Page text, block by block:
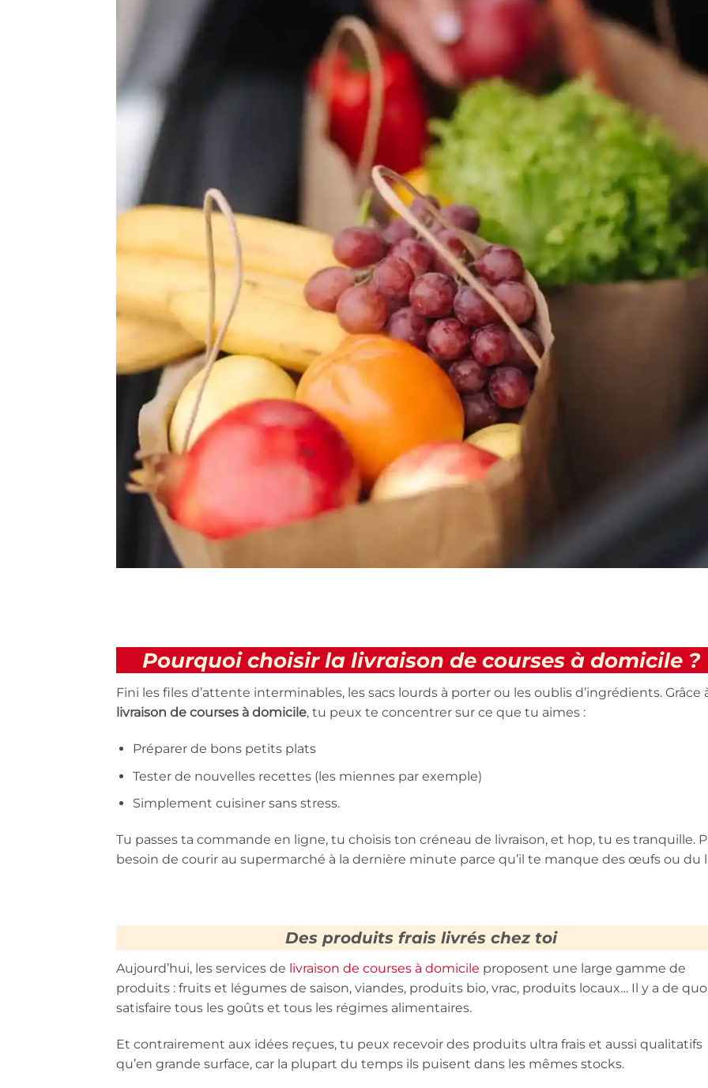
Pourquoi choisir la livraison de courses à domicile ?
Fini les files d’attente interminables, les sacs lourds à porter ou les oublis d’ingrédients. Grâce
livraison de courses à domicile, tu peux te concentrer sur ce que tu aimes :
Préparer de bons petits plats
Tester de nouvelles recettes (les miennes par exemple)
Simplement cuisiner sans stress.
Tu passes ta commande en ligne, tu choisis ton créneau de livraison, et hop, tu es tranquille.
besoin de courir au supermarché à la dernière minute parce qu’il te manque des œufs ou du
Des produits frais livrés chez toi
Aujourd’hui, les services de livraison de courses à domicile proposent une large gamme de
produits : fruits et légumes de saison, viandes, produits bio, vrac, produits locaux… Il y a de
satisfaire tous les goûts et tous les régimes alimentaires.
Et contrairement aux idées reçues, tu peux recevoir des produits ultra frais et aussi qualitatifs
qu’en grande surface, car la plupart du temps ils puisent dans les mêmes stocks.